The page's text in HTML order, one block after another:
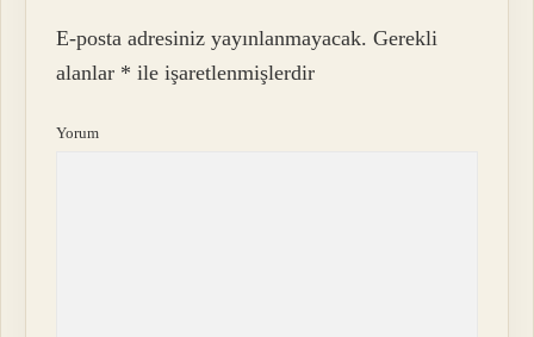
E-posta adresiniz yayınlanmayacak. Gerekli
alanlar * ile işaretlenmişlerdir
Yorum